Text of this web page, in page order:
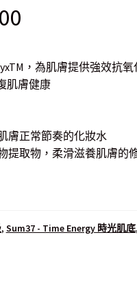
is:
$ 240.00.
，為肌膚提供強效抗
肌膚健康
膚正常節奏的化妝水
提取物，柔滑滋養肌膚的
, Sum37 - Time Energy 時光肌底,